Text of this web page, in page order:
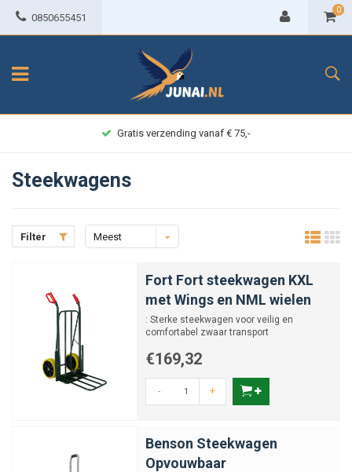
0850655451
0
Gratis verzending vanaf € 75,-
Steekwagens
Filter
Meest
Fort Fort steekwagen KXL
met Wings en NML wielen
: Sterke steekwagen voor veilig en
comfortabel zwaar transport
€169,32
- +
Benson Steekwagen
Opvouwbaar